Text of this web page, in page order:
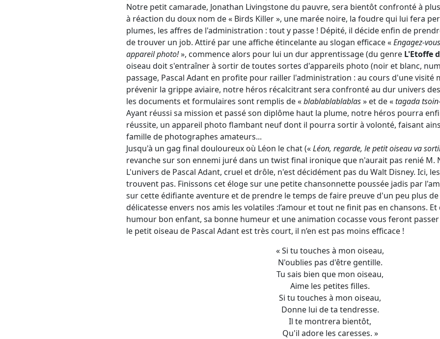
Notre petit camarade, Jonathan Livingstone du pauvre, sera bientôt confronté à
à réaction du doux nom de « Birds Killer », une marée noire, la foudre qui lui fera
plumes, les affres de l'administration : tout y passe ! Dépité, il décide enfin de
de trouver un job. Attiré par une affiche étincelante au slogan efficace «Engagez-
appareil photo!», commence alors pour lui un dur apprentissage (du genre L'Etoffe
oiseau doit s'entraîner à sortir de toutes sortes d'appareils photo (noir et blanc,
passage, Pascal Adant en profite pour railler l'administration : au cours d'une visité
prévenir la grippe aviaire, notre héros récalcitrant sera confronté au dur univers
les documents et formulaires sont remplis de «blablablablablas» et de «tagada
Ayant réussi sa mission et passé son diplôme haut la plume, notre héros pourra
réussite, un appareil photo flambant neuf dont il pourra sortir à volonté, faisant
famille de photographes amateurs...
Jusqu'à un gag final douloureux où Léon le chat («Léon, regarde, le petit oiseau va
revanche sur son ennemi juré dans un twist final ironique que n'aurait pas renié M.
L'univers de Pascal Adant, cruel et drôle, n'est décidément pas du Walt Disney. Ici,
trouvent pas. Finissons cet éloge sur une petite chansonnette poussée jadis par
sur cette édifiante aventure et de prendre le temps de faire preuve d'un peu plus
délicatesse envers nos amis les volatiles :l’amour et tout ne finit pas en chansons.
humour bon enfant, sa bonne humeur et une animation cocasse vous feront
le petit oiseau de Pascal Adant est très court, il n’en est pas moins efficace !
« Si tu touches à mon oiseau,
N'oublies pas d'être gentille.
Tu sais bien que mon oiseau,
Aime les petites filles.
Si tu touches à mon oiseau,
Donne lui de ta tendresse.
Il te montrera bientôt,
Qu'il adore les caresses. »